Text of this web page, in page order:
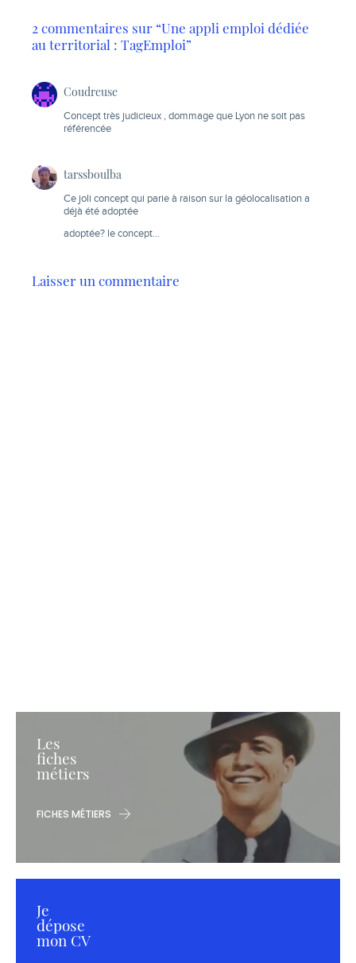
2 commentaires sur “Une appli emploi dédiée
au territorial : TagEmploi”
Coudreuse
Concept très judicieux , dommage que Lyon ne soit pas
référencée
tarssboulba
Ce joli concept qui parie à raison sur la géolocalisation a
déjà été adoptée
adoptée? le concept…
Laisser un commentaire
Les
fiches
métiers
FICHES MÉTIERS
Je
dépose
mon CV